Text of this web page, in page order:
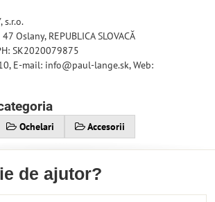
s.r.o.
Oslany, REPUBLICA SLOVACĂ
SK2020079875
E-mail: info@paul-lange.sk, Web:
Ochelari Accesorii
de ajutor?